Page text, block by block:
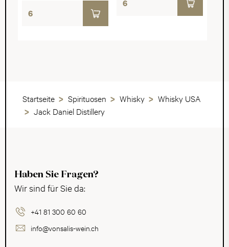
Startseite Spirituosen Whisky
Whisky USA
Jack Daniel Distillery
Haben Sie Fragen?
Wir sind für Sie da:
+41 81 300 60 60
info@vonsalis-wein.ch